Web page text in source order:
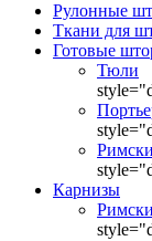
Рулонные
Ткани для
Готовые
Тюли
Карнизы